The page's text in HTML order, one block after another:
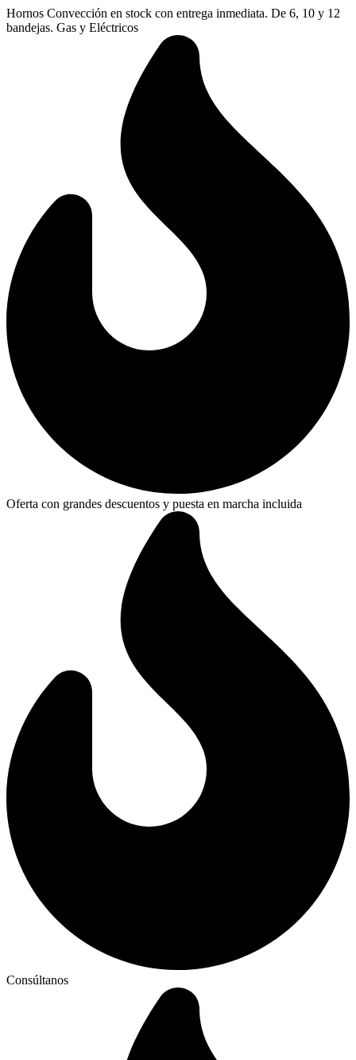
Ir
al
Hornos Convección en stock con entrega inmediata. De 6, 10 y 12
bandejas. Gas y Eléctricos
Oferta con grandes descuentos y puesta en marcha incluida
Consúltanos